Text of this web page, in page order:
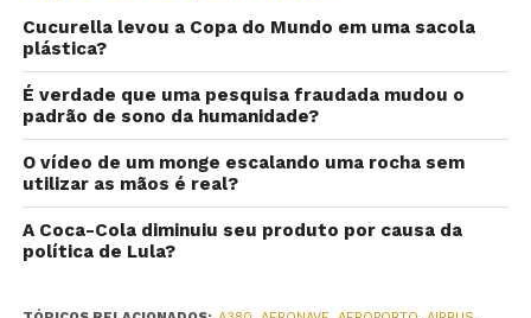
Cucurella levou a Copa do Mundo em uma sacola
plástica?
É verdade que uma pesquisa fraudada mudou o
padrão de sono da humanidade?
O vídeo de um monge escalando uma rocha sem
utilizar as mãos é real?
A Coca-Cola diminuiu seu produto por causa da
política de Lula?